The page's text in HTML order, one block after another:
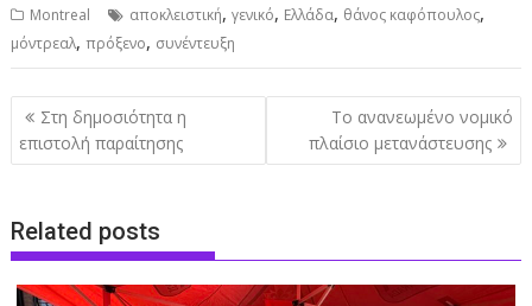
Montreal αποκλειστική,γενικό, Ελλάδα, θάνος καφόπουλος,
μόντρεαλ,πρόξενο, συνέντευξη
Post
navigation
Στη δημοσιότητα η
επιστολή παραίτησης
Το ανανεωμένο νομικό
πλαίσιο μετανάστευσης
Related posts